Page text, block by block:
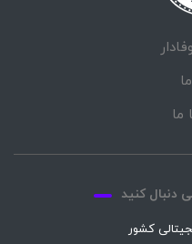
ما
دنبال کنید
کشور